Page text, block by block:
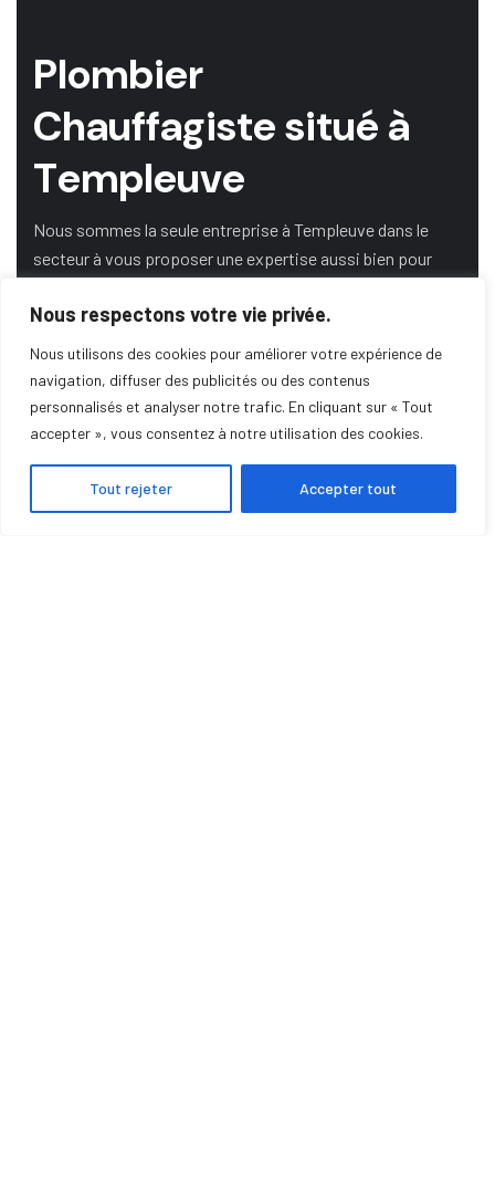
Nous respectons votre vie privée.
Nous utilisons des cookies pour améliorer votre expérience de
navigation, diffuser des publicités ou des contenus
personnalisés et analyser notre trafic. En cliquant sur « Tout
accepter », vous consentez à notre utilisation des cookies.
Tout rejeter Accepter tout
Plombier
Chauffagistesitué à
Templeuve
Nous sommes la seule entreprise à Templeuve dans le
secteur à vous proposer une expertise aussi bien pour
DEMANDE DE DEVIS